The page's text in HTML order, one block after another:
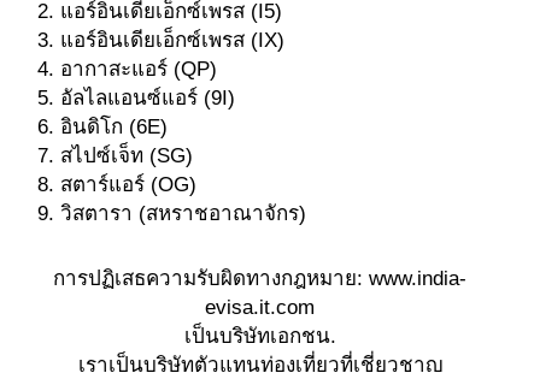
แอร์อินเดียเอ็กซ์เพรส (I5)
แอร์อินเดียเอ็กซ์เพรส (IX)
อากาสะแอร์ (QP)
อัลไลแอนซ์แอร์ (9I)
อินดิโก (6E)
สไปซ์เจ็ท (SG)
สตาร์แอร์ (OG)
วิสตารา (สหราชอาณาจักร)